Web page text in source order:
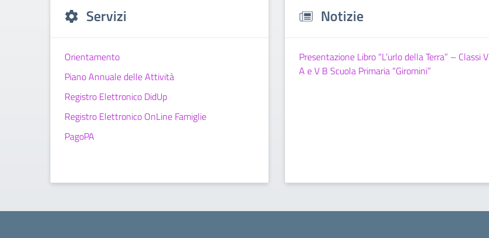
Servizi
Orientamento
Piano Annuale delle Attività
Registro Elettronico DidUp
Registro Elettronico OnLine Famiglie
PagoPA
Notizie
Presentazione Libro “L’urlo della Terra” – Classi V
A e V B Scuola Primaria “Giromini”